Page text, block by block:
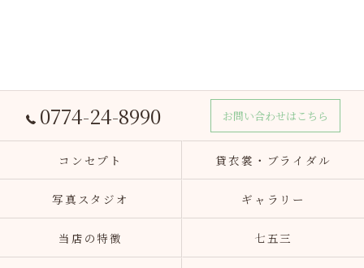
0774-24-8990 お問い合わせはこちら
コンセプト 貸衣裳・ブライダル
写真スタジオ ギャラリー
当店の特徴 七五三